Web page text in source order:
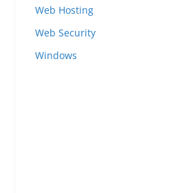
Web Hosting
Web Security
Windows